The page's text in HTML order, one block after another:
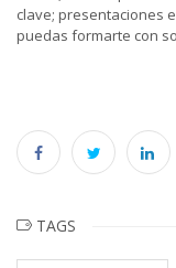
clave; presentaciones
puedas formarte con
TAGS